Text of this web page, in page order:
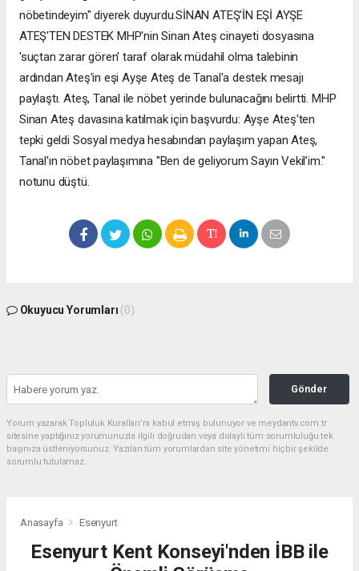
nöbetindeyim" diyerek duyurdu.SİNAN ATEŞ'İN EŞİ AYŞE
ATEŞ'TEN DESTEK MHP'nin Sinan Ateş cinayeti dosyasına
'suçtan zarar gören' taraf olarak müdahil olma talebinin
ardından Ateş'in eşi Ayşe Ateş de Tanal'a destek mesajı
paylaştı. Ateş, Tanal ile nöbet yerinde bulunacağını belirtti. MHP
Sinan Ateş davasına katılmak için başvurdu: Ayşe Ateş'ten
tepki geldi Sosyal medya hesabından paylaşım yapan Ateş,
Tanal'ın nöbet paylaşımına "Ben de geliyorum Sayın Vekil’im."
notunu düştü.
Okuyucu Yorumları (0)
Gönder
Yorum yazarak Topluluk Kuralları’nı kabul etmiş bulunuyor ve meydantv.com.tr
sitesine yaptığınız yorumunuzla ilgili doğrudan veya dolaylı tüm sorumluluğu tek
başınıza üstleniyorsunuz. Yazılan tüm yorumlardan site yönetimi hiçbir şekilde
sorumlu tutulamaz.
Anasayfa Esenyurt
Esenyurt Kent Konseyi'nden İBB ile